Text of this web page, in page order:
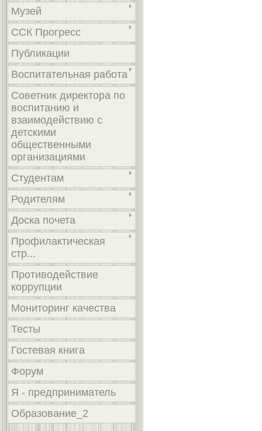
Музей
ССК Прогресс
Публикации
Воспитательная работа
Советник директора по
воспитанию и
взаимодействию с
детскими
общественными
организациями
Студентам
Родителям
Доска почета
Профилактическая
стр...
Противодействие
коррупции
Мониторинг качества
Тесты
Гостевая книга
Форум
Я - предприниматель
Образование_2